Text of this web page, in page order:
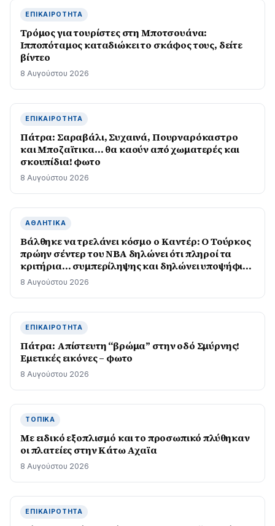
ΕΠΙΚΑΙΡΌΤΗΤΑ
Τρόμος για τουρίστες στη Μποτσουάνα:
Ιπποπόταμος καταδιώκει το σκάφος τους, δείτε
βίντεο
8 Αυγούστου 2026
ΕΠΙΚΑΙΡΌΤΗΤΑ
Πάτρα: Σαραβάλι, Συχαινά, Πουρναρόκαστρο
και Μποζαϊτικα… θα καούν από χωματερές και
σκουπίδια! φωτο
8 Αυγούστου 2026
ΑΘΛΗΤΙΚΆ
Βάλθηκε να τρελάνει κόσμο ο Καντέρ: Ο Τούρκος
πρώην σέντερ του NBA δηλώνει ότι πληροί τα
κριτήρια… συμπερίληψης και δηλώνει υποψήφιος
να παίξει στο WNBA
8 Αυγούστου 2026
ΕΠΙΚΑΙΡΌΤΗΤΑ
Πάτρα: Απίστευτη “βρώμα” στην οδό Σμύρνης!
Εμετικές εικόνες – φωτο
8 Αυγούστου 2026
ΤΟΠΙΚΆ
Με ειδικό εξοπλισμό και το προσωπικό πλύθηκαν
οι πλατείες στην Κάτω Αχαϊα
8 Αυγούστου 2026
ΕΠΙΚΑΙΡΌΤΗΤΑ